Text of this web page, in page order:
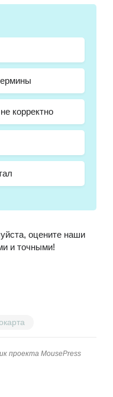
корректно
оцените наши
и точными!
проекта MousePress